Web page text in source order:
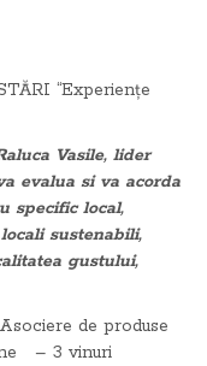
“Experiențe
Vasile, lider
evalua si va acorda
specific local,
sustenabili,
gustului,
de produse
– 3 vinuri